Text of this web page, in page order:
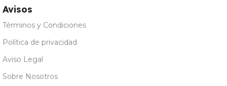
Avisos
Términos y Condiciones
Política de privacidad
Aviso Legal
Sobre Nosotros